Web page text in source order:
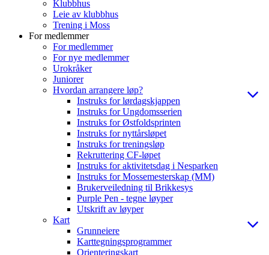
Klubbhus
Leie av klubbhus
Trening i Moss
For medlemmer
For medlemmer
For nye medlemmer
Urokråker
Juniorer
Hvordan arrangere løp?
Instruks for lørdagskjappen
Instruks for Ungdomsserien
Instruks for Østfoldsprinten
Instruks for nyttårsløpet
Instruks for treningsløp
Rekruttering CF-løpet
Instruks for aktivitetsdag i Nesparken
Instruks for Mossemesterskap (MM)
Brukerveiledning til Brikkesys
Purple Pen - tegne løyper
Utskrift av løyper
Kart
Grunneiere
Karttegningsprogrammer
Orienteringskart